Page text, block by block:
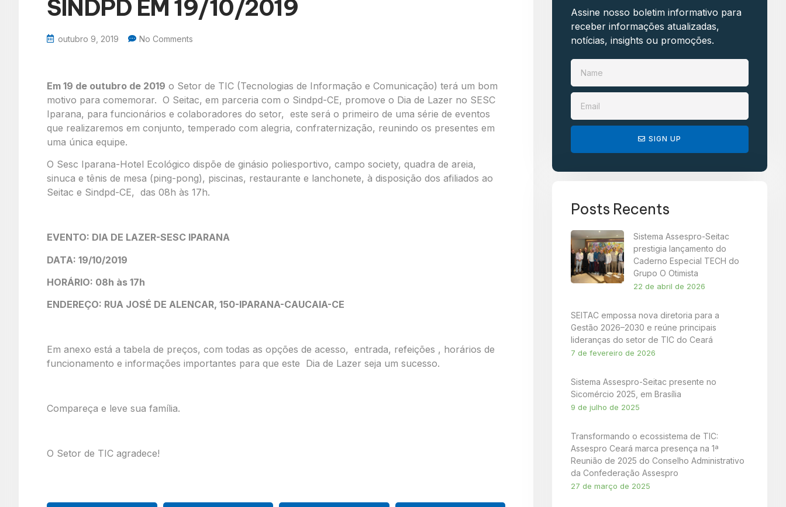
SINDPD EM 19/10/2019
outubro 9, 2019 No Comments
Em 19 de outubro de 2019 o Setor de TIC (Tecnologias de Informação e Comunicação) terá um bom
motivo para comemorar. O Seitac, em parceria com o Sindpd-CE, promove o Dia de Lazer no SESC
Iparana, para funcionários e colaboradores do setor, este será o primeiro de uma série de eventos
que realizaremos em conjunto, temperado com alegria, confraternização, reunindo os presentes em
uma única equipe.
O Sesc Iparana-Hotel Ecológico dispõe de ginásio poliesportivo, campo society, quadra de areia,
sinuca e tênis de mesa (ping-pong), piscinas, restaurante e lanchonete, à disposição dos afiliados ao
Seitac e Sindpd-CE, das 08h às 17h.
EVENTO: DIA DE LAZER-SESC IPARANA
DATA: 19/10/2019
HORÁRIO: 08h às 17h
ENDEREÇO: RUA JOSÉ DE ALENCAR, 150-IPARANA-CAUCAIA-CE
Em anexo está a tabela de preços, com todas as opções de acesso, entrada, refeições , horários de
funcionamento e informações importantes para que este Dia de Lazer seja um sucesso.
Compareça e leve sua família.
O Setor de TIC agradece!
Assine nosso boletim informativo para
receber informações atualizadas,
notícias, insights ou promoções.​
SIGN UP
Posts Recents
Sistema Assespro-Seitac
prestigia lançamento do
Caderno Especial TECH do
Grupo O Otimista
22 de abril de 2026
SEITAC empossa nova diretoria para a
Gestão 2026–2030 e reúne principais
lideranças do setor de TIC do Ceará
7 de fevereiro de 2026
Sistema Assespro-Seitac presente no
Sicomércio 2025, em Brasília
9 de julho de 2025
Transformando o ecossistema de TIC:
Assespro Ceará marca presença na 1ª
Reunião de 2025 do Conselho Administrativo
da Confederação Assespro
27 de março de 2025